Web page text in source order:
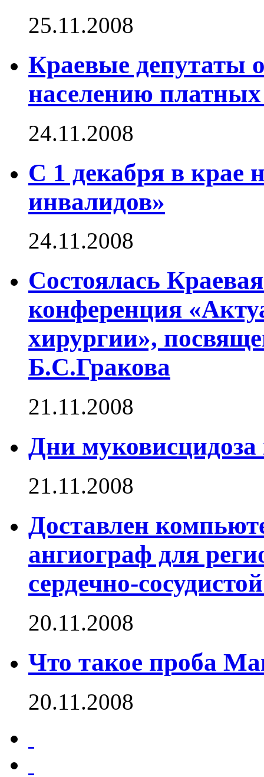
25.11.2008
Краевые депутаты
населению
24.11.2008
С 1 декабря в крае
инвалидов»
24.11.2008
Состоялась
конференция
хирургии»,
Б.С.Гракова
21.11.2008
Дни муковисцидоза
21.11.2008
Доставлен
ангиограф для
сердечно-
20.11.2008
Что такое проба
20.11.2008